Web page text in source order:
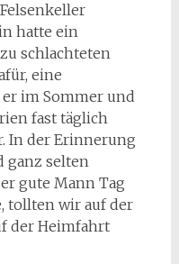
hatte ein
schlachteten
eine
im Sommer und
fast täglich
In der Erinnerung
ganz selten
gute Mann Tag
tollten wir auf der
der Heimfahrt